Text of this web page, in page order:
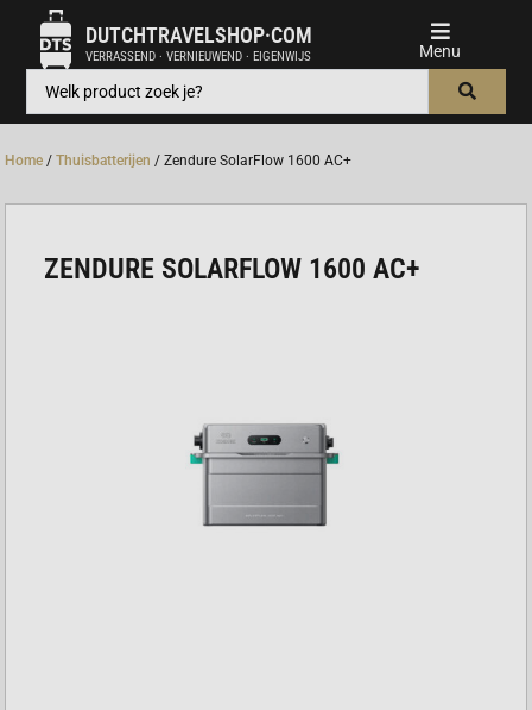
DUTCHTRAVELSHOP·COM
VERRASSEND · VERNIEUWEND · EIGENWIJS
Home /Thuisbatterijen / Zendure SolarFlow 1600 AC+
ZENDURE SOLARFLOW 1600 AC+